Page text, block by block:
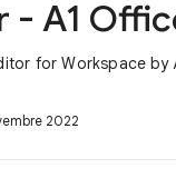
- A1
for Workspace by
2022